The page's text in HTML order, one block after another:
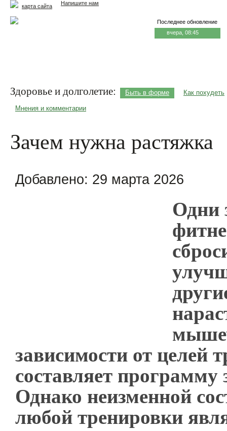
Напишите нам
карта сайта
Последнее обновление
вчера, 08:45
Здоровье и долголетие: Быть в форме Как похудеть
Мнения и комментарии
Зачем нужна растяжка
Добавлено: 29 марта 2026
Одни
зависимости от целей
составляет программу
Однако неизменной
любой тренировки